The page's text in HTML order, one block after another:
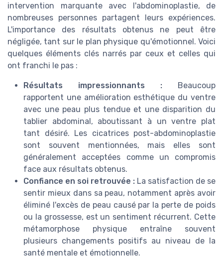
intervention marquante avec l'abdominoplastie, de
nombreuses personnes partagent leurs expériences.
L'importance des résultats obtenus ne peut être
négligée, tant sur le plan physique qu'émotionnel. Voici
quelques éléments clés narrés par ceux et celles qui
ont franchi le pas :
Résultats impressionnants : Beaucoup
rapportent une amélioration esthétique du ventre
avec une peau plus tendue et une disparition du
tablier abdominal, aboutissant à un ventre plat
tant désiré. Les cicatrices post-abdominoplastie
sont souvent mentionnées, mais elles sont
généralement acceptées comme un compromis
face aux résultats obtenus.
Confiance en soi retrouvée : La satisfaction de se
sentir mieux dans sa peau, notamment après avoir
éliminé l'excès de peau causé par la perte de poids
ou la grossesse, est un sentiment récurrent. Cette
métamorphose physique entraîne souvent
plusieurs changements positifs au niveau de la
santé mentale et émotionnelle.